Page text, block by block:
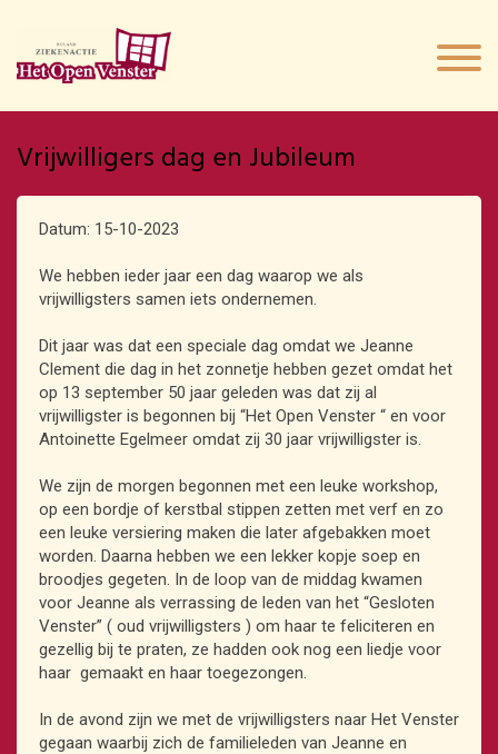
Vrijwilligers dag en Jubileum
Datum: 15-10-2023
We hebben ieder jaar een dag waarop we als
vrijwilligsters samen iets ondernemen.
Dit jaar was dat een speciale dag omdat we Jeanne
Clement die dag in het zonnetje hebben gezet omdat het
op 13 september 50 jaar geleden was dat zij al
vrijwilligster is begonnen bij “Het Open Venster “ en voor
Antoinette Egelmeer omdat zij 30 jaar vrijwilligster is.
We zijn de morgen begonnen met een leuke workshop,
op een bordje of kerstbal stippen zetten met verf en zo
een leuke versiering maken die later afgebakken moet
worden. Daarna hebben we een lekker kopje soep en
broodjes gegeten. In de loop van de middag kwamen
voor Jeanne als verrassing de leden van het “Gesloten
Venster” ( oud vrijwilligsters ) om haar te feliciteren en
gezellig bij te praten, ze hadden ook nog een liedje voor
haar gemaakt en haar toegezongen.
In de avond zijn we met de vrijwilligsters naar Het Venster
gegaan waarbij zich de familieleden van Jeanne en